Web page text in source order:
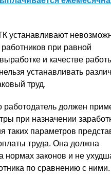
устанавливают
при равной
и качестве
устанавливать
труд.
работодатель должен
при назначении
таких параметров
труда. Она должна
нормах законов и не
по сравнению с ними.